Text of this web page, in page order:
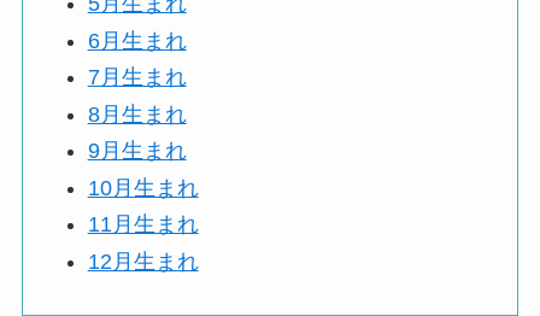
6月生まれ
7月生まれ
8月生まれ
9月生まれ
10月生まれ
11月生まれ
12月生まれ